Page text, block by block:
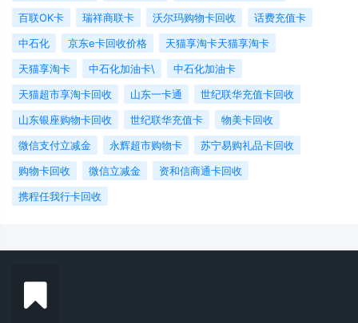
百联OK卡
瑞祥商联卡 沃尔玛购物卡回收
话费充值卡
中石化
京东e卡回收价格
天猫享淘卡天猫享淘卡
天猫享淘卡
中石化加油卡\
中石化加油卡
天猫超市享淘卡回收
山东一卡通
世纪联华充值卡回收
山东银座购物卡回收
世纪联华充值卡
物美卡回收
微信支付立减金
永辉超市购物卡
苏宁易购礼品卡回收
购物卡回收
微信立减金
资和信商通卡回收
携程任我行卡回收